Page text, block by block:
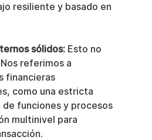
resiliente y basado en
sólidos: Esto no
referimos a
financieras
como una estricta
de funciones y procesos
multinivel para